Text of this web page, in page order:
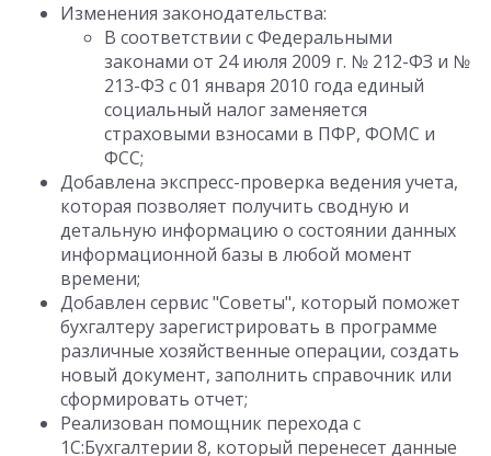
Изменения законодательства:
В соответствии с Федеральными
законами от 24 июля 2009 г. № 212-ФЗ и №
213-ФЗ с 01 января 2010 года единый
социальный налог заменяется
страховыми взносами в ПФР, ФОМС и
ФСС;
Добавлена экспресс-проверка ведения учета,
которая позволяет получить сводную и
детальную информацию о состоянии данных
информационной базы в любой момент
времени;
Добавлен сервис "Советы", который поможет
бухгалтеру зарегистрировать в программе
различные хозяйственные операции, создать
новый документ, заполнить справочник или
сформировать отчет;
Реализован помощник перехода с
1С:Бухгалтерии 8, который перенесет данные